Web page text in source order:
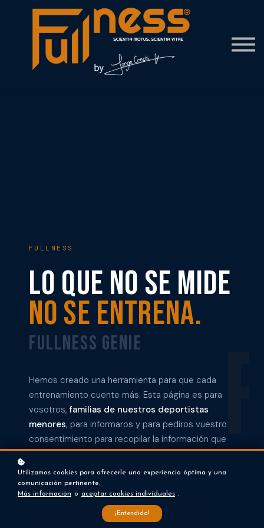
Contact Us
About us
Sign in
F
FULLNESS
Lo que no se mide
no se entrena.
Fullness Genie
Hemos creado una herramienta para que cada
entrenamiento cuente más. Esta página es para
vosotros,familias de nuestros deportistas
menores, para informaros y para pediros vuestro
consentimiento para recopilar la información que
necesitamos para optimizar la ayuda que
podemos ofrecer a vuestros jóvenes deportistas.
FIRMAR EL CONSENTIMIENTO
Utilizamos cookies para ofrecerle una experiencia óptima y una
comunicación pertinente.
Más información o aceptar cookies individuales .
¡Entendido!